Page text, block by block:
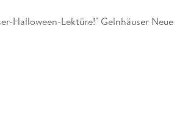
es, Charaktere zu illustrieren und
erschaffen. Ob analog oder digital, sie
Arbeiten zählen die
Halloween-Lektüre!" Gelnhäuser Neue